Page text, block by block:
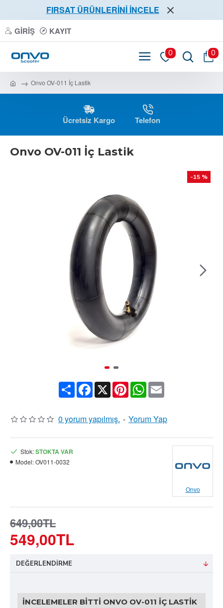
FIRSAT ÜRÜNLERİNİ İNCELE
GIRIŞ KAYIT
0 0
Onvo OV-011 İç Lastik
Ücretsiz Kargo Telefon
Onvo OV-011 İç Lastik
-15 %
ShareFacebook
X PinterestWhatsApp
Email
0 yorum yapılmış. - Yorum Yap
549,00TL
649,00TL
Stok:STOKTA VAR
Model:OV011-0032
Onvo
DEĞERLENDIRME
İNCELEMELER BITTI ONVO OV-011 İÇ LASTIK